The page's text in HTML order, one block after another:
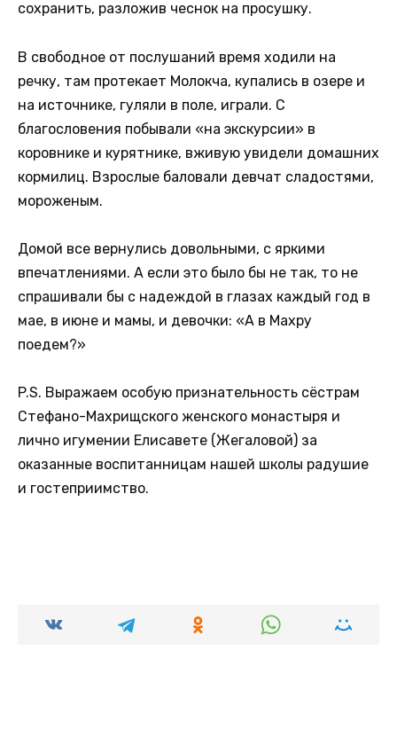
сохранить, разложив чеснок на просушку.
В свободное от послушаний время ходили на
речку, там протекает Молокча, купались в озере и
на источнике, гуляли в поле, играли. С
благословения побывали «на экскурсии» в
коровнике и курятнике, вживую увидели домашних
кормилиц. Взрослые баловали девчат сладостями,
мороженым.
Домой все вернулись довольными, с яркими
впечатлениями. А если это было бы не так, то не
спрашивали бы с надеждой в глазах каждый год в
мае, в июне и мамы, и девочки: «А в Махру
поедем?»
P.S. Выражаем особую признательность сёстрам
Стефано-Махрищского женского монастыря и
лично игумении Елисавете (Жегаловой) за
оказанные воспитанницам нашей школы радушие
и гостеприимство.